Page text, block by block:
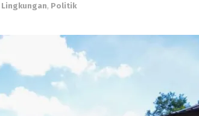
Lingkungan, Politik